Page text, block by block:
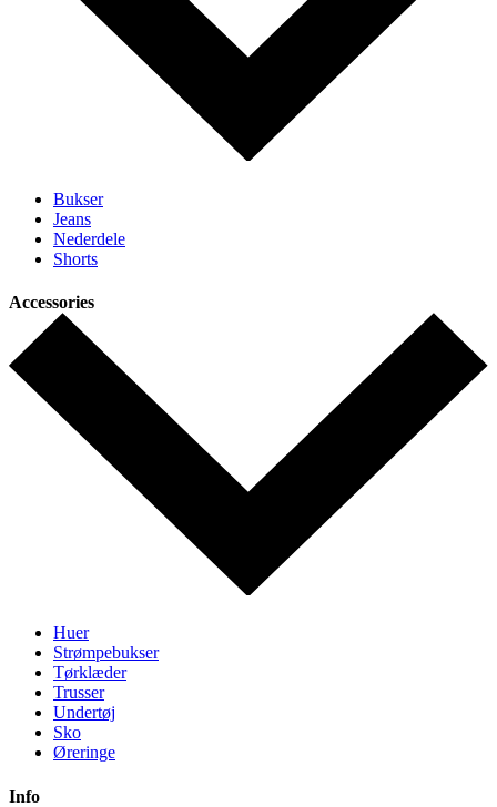
Bukser
Jeans
Nederdele
Shorts
Accessories
Huer
Strømpebukser
Tørklæder
Trusser
Undertøj
Sko
Øreringe
Info